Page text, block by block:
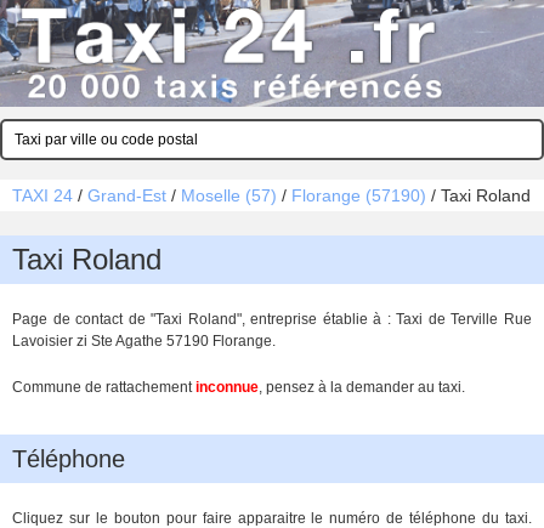
TAXI 24 / Grand-Est / Moselle (57) / Florange (57190) / Taxi Roland
Taxi Roland
Page de contact de "Taxi Roland", entreprise établie à : Taxi de Terville Rue
Lavoisier zi Ste Agathe 57190 Florange.
Commune de rattachementinconnue, pensez à la demander au taxi.
Téléphone
Cliquez sur le bouton pour faire apparaitre le numéro de téléphone du taxi.